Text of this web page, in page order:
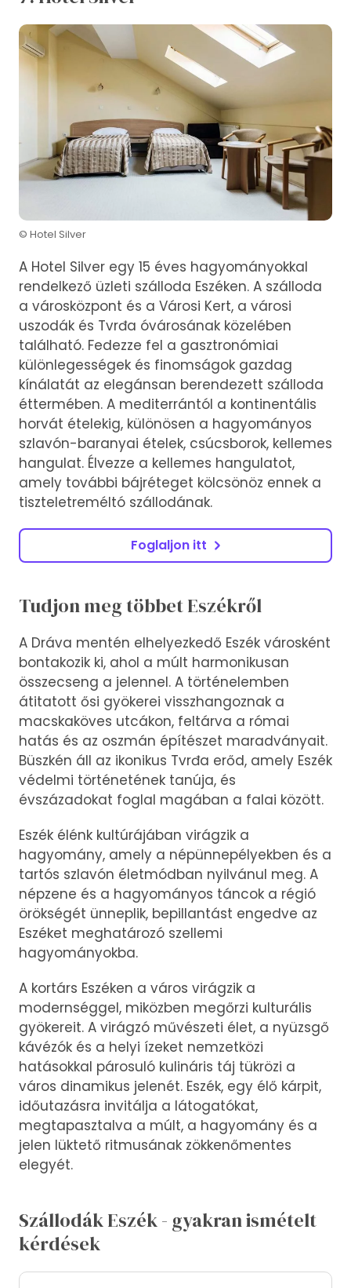
© Hotel Silver
A Hotel Silver egy 15 éves hagyományokkal
rendelkező üzleti szálloda Eszéken. A szálloda
a városközpont és a Városi Kert, a városi
uszodák és Tvrđa óvárosának közelében
található. Fedezze fel a gasztronómiai
különlegességek és finomságok gazdag
kínálatát az elegánsan berendezett szálloda
éttermében. A mediterrántól a kontinentális
horvát ételekig, különösen a hagyományos
szlavón-baranyai ételek, csúcsborok, kellemes
hangulat. Élvezze a kellemes hangulatot,
amely további bájréteget kölcsönöz ennek a
tiszteletreméltó szállodának.
Foglaljon itt
Tudjon meg többet Eszékről
A Dráva mentén elhelyezkedő Eszék városként
bontakozik ki, ahol a múlt harmonikusan
összecseng a jelennel. A történelemben
átitatott ősi gyökerei visszhangoznak a
macskaköves utcákon, feltárva a római
hatás és az oszmán építészet maradványait.
Büszkén áll az ikonikus Tvrđa erőd, amely Eszék
védelmi történetének tanúja, és
évszázadokat foglal magában a falai között.
Eszék élénk kultúrájában virágzik a
hagyomány, amely a népünnepélyekben és a
tartós szlavón életmódban nyilvánul meg. A
népzene és a hagyományos táncok a régió
örökségét ünneplik, bepillantást engedve az
Eszéket meghatározó szellemi
hagyományokba.
A kortárs Eszéken a város virágzik a
modernséggel, miközben megőrzi kulturális
gyökereit. A virágzó művészeti élet, a nyüzsgő
kávézók és a helyi ízeket nemzetközi
hatásokkal párosuló kulináris táj tükrözi a
város dinamikus jelenét. Eszék, egy élő kárpit,
időutazásra invitálja a látogatókat,
megtapasztalva a múlt, a hagyomány és a
jelen lüktető ritmusának zökkenőmentes
elegyét.
Szállodák Eszék - gyakran ismételt
kérdések